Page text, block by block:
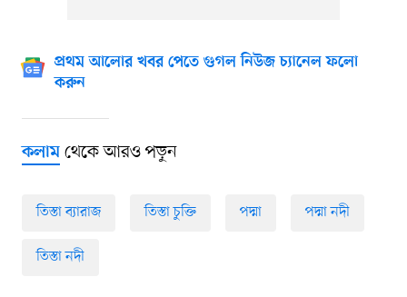
প্রথম আলোর খবর পেতে গুগল নিউজ চ্যানেল ফলো
করুন
কলামথেকে আরও পড়ুন
তিস্তা ব্যারাজ তিস্তা চুক্তি পদ্মা পদ্মা নদী
তিস্তা নদী